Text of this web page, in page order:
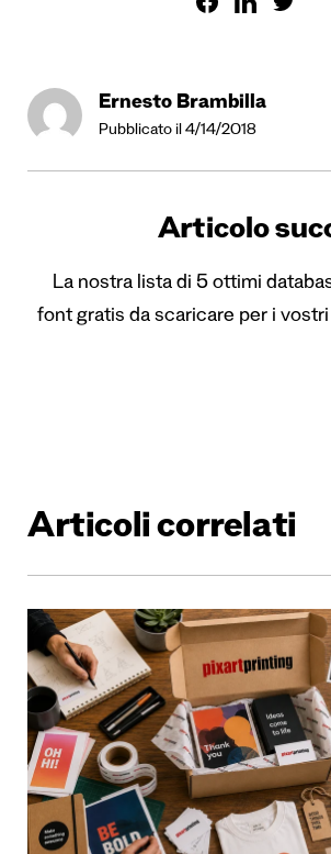
Ernesto Brambilla
Pubblicato il 4/14/2018
Articolo
La nostra lista di 5 ottimi
font gratis da scaricare per i
Articoli correlati